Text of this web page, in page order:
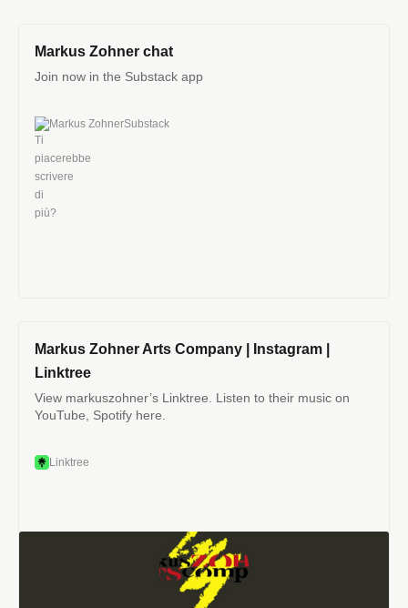
Markus Zohner chat
Join now in the Substack app
Markus ZohnerSubstack
Markus Zohner Arts Company | Instagram |
Linktree
View markuszohner’s Linktree. Listen to their music on
YouTube, Spotify here.
Linktree